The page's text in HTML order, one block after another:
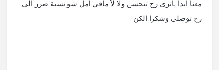
معنا ابدا ياترى رح تتحسن ولا لأ مافي أمل شو نسبة ضرر الي
رح توصلى وشكرا الكن